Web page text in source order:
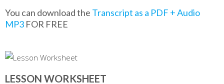
You can download the Transcript as a PDF + Audio
MP3 FOR FREE
LESSON WORKSHEET